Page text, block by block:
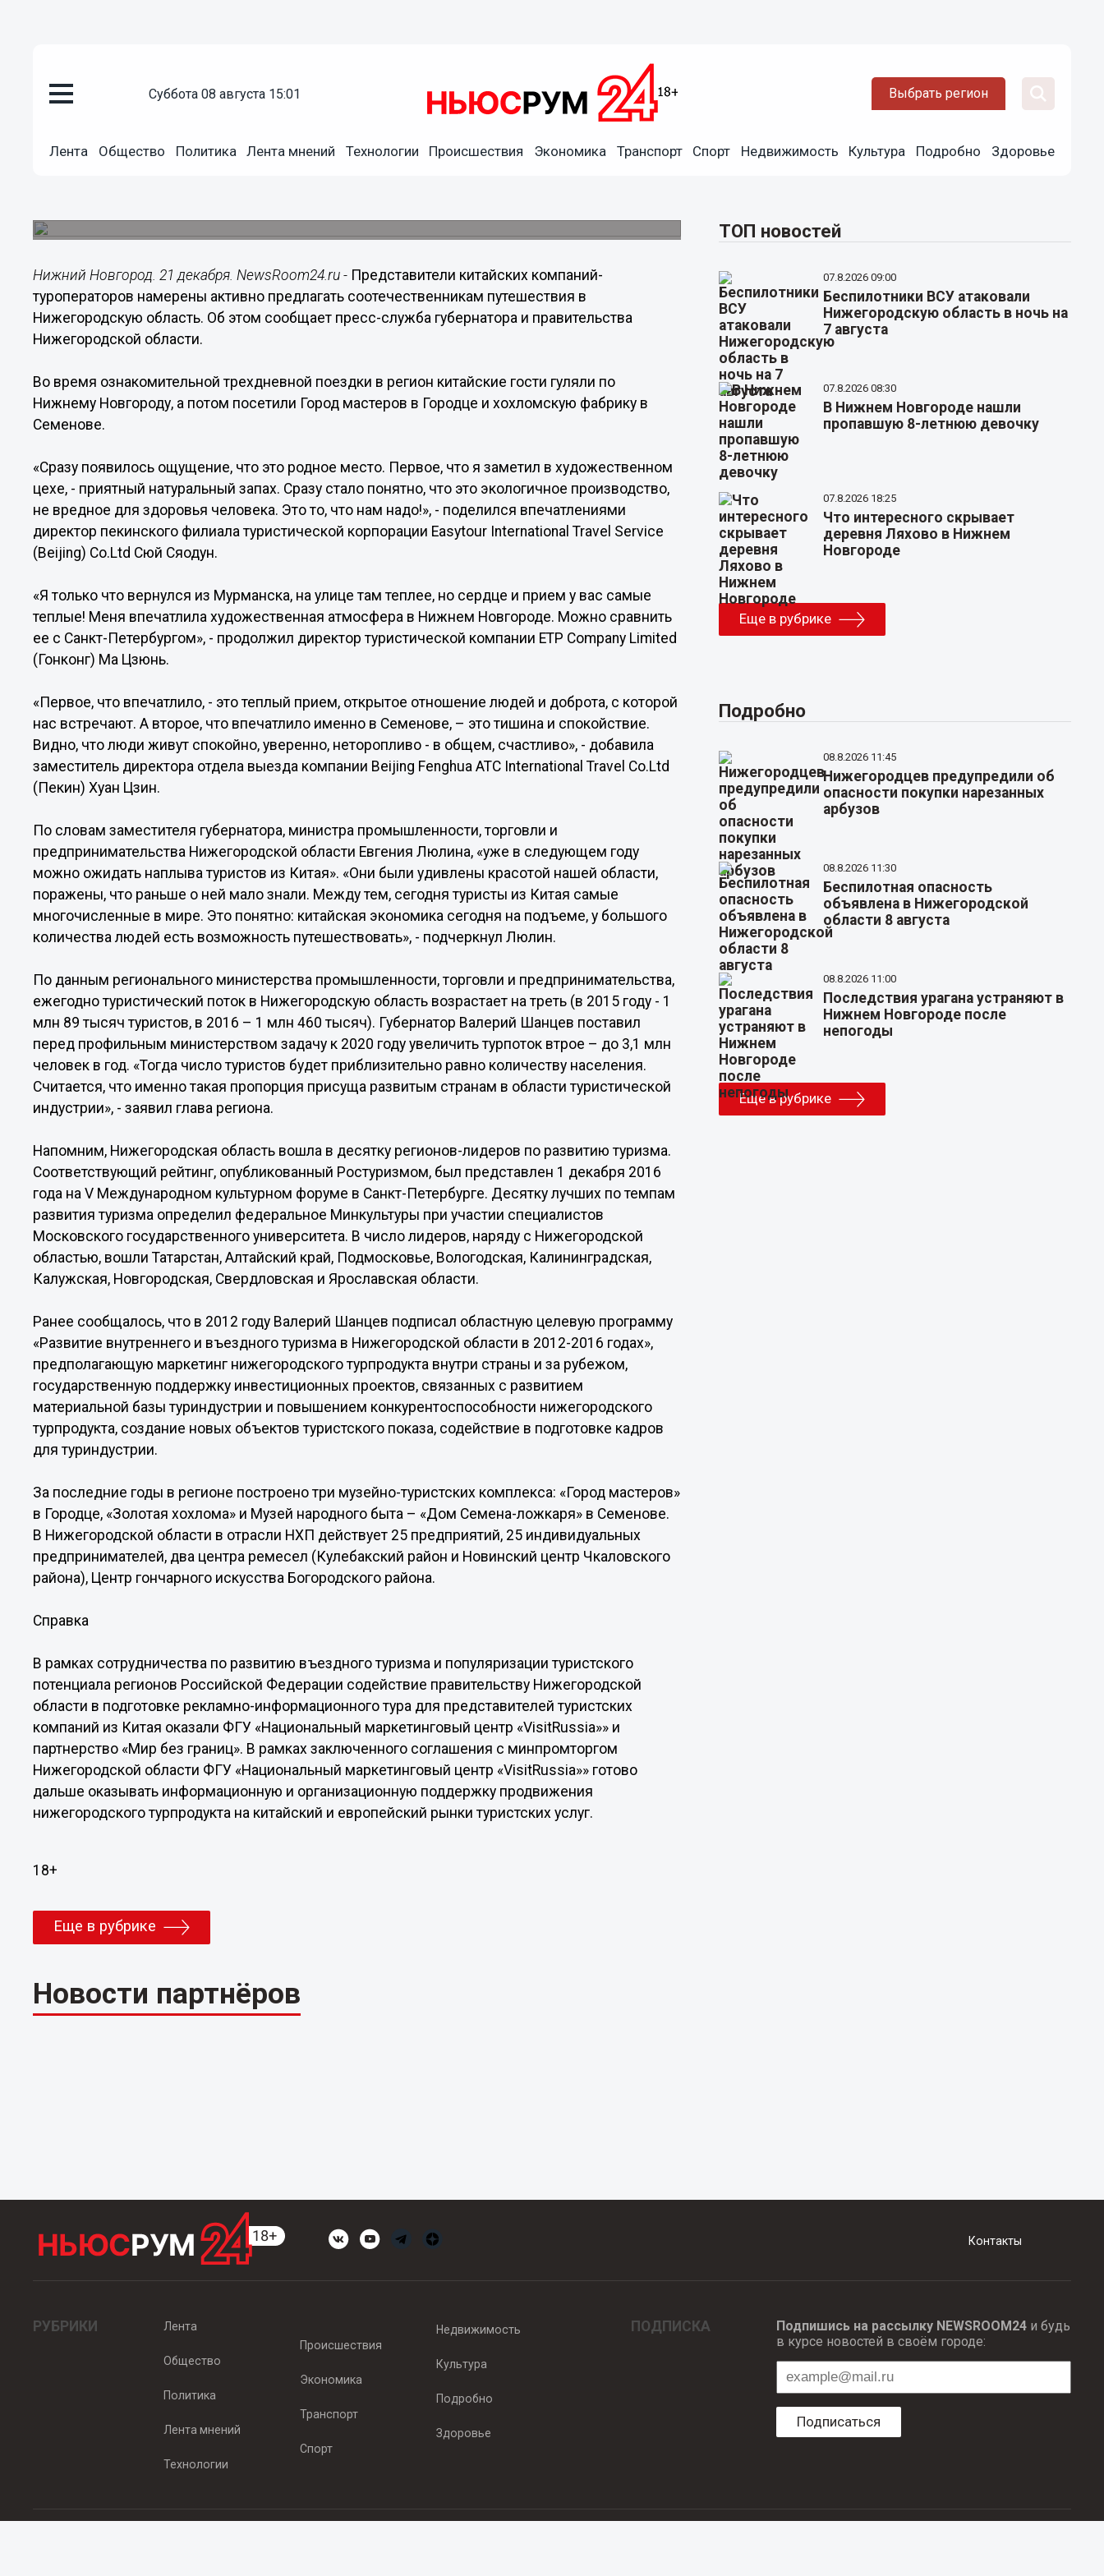
суббота 08 августа 15:01 Выбрать регион
Лента Общество Политика Лента мнений Технологии Происшествия Экономика Транспорт Спорт Недвижимость Культура Подробно Здоровье
21.12.2016 12:09
Представители китайских компаний-туроператоров
намерены активно предлагать соотечественникам
Нижний Новгород. 21 декабря. NewsRoom24.ru - Представители китайских компаний-
туроператоров намерены активно предлагать соотечественникам путешествия в
Нижегородскую область. Об этом сообщает пресс-служба губернатора и правительства
Нижегородской области.
Во время ознакомительной трехдневной поездки в регион китайские гости гуляли по
Нижнему Новгороду, а потом посетили Город мастеров в Городце и хохломскую фабрику в
Семенове.
«Сразу появилось ощущение, что это родное место. Первое, что я заметил в художественном
цехе, - приятный натуральный запах. Сразу стало понятно, что это экологичное производство,
не вредное для здоровья человека. Это то, что нам надо!», - поделился впечатлениями
директор пекинского филиала туристической корпорации Easytour International Travel Service
(Beijing) Co.Ltd Сюй Сяодун.
«Я только что вернулся из Мурманска, на улице там теплее, но сердце и прием у вас самые
теплые! Меня впечатлила художественная атмосфера в Нижнем Новгороде. Можно сравнить
ее с Санкт-Петербургом», - продолжил директор туристической компании ETP Company Limited
(Гонконг) Ма Цзюнь.
«Первое, что впечатлило, - это теплый прием, открытое отношение людей и доброта, с которой
нас встречают. А второе, что впечатлило именно в Семенове, – это тишина и спокойствие.
Видно, что люди живут спокойно, уверенно, неторопливо - в общем, счастливо», - добавила
заместитель директора отдела выезда компании Beijing Fenghua ATC International Travel Co.Ltd
(Пекин) Хуан Цзин.
По словам заместителя губернатора, министра промышленности, торговли и
предпринимательства Нижегородской области Евгения Люлина, «уже в следующем году
можно ожидать наплыва туристов из Китая». «Они были удивлены красотой нашей области,
поражены, что раньше о ней мало знали. Между тем, сегодня туристы из Китая самые
многочисленные в мире. Это понятно: китайская экономика сегодня на подъеме, у большого
количества людей есть возможность путешествовать», - подчеркнул Люлин.
По данным регионального министерства промышленности, торговли и предпринимательства,
ежегодно туристический поток в Нижегородскую область возрастает на треть (в 2015 году - 1
млн 89 тысяч туристов, в 2016 – 1 млн 460 тысяч). Губернатор Валерий Шанцев поставил
перед профильным министерством задачу к 2020 году увеличить турпоток втрое – до 3,1 млн
человек в год. «Тогда число туристов будет приблизительно равно количеству населения.
Считается, что именно такая пропорция присуща развитым странам в области туристической
индустрии», - заявил глава региона.
Напомним, Нижегородская область вошла в десятку регионов-лидеров по развитию туризма.
Соответствующий рейтинг, опубликованный Ростуризмом, был представлен 1 декабря 2016
года на V Международном культурном форуме в Санкт-Петербурге. Десятку лучших по темпам
развития туризма определил федеральное Минкультуры при участии специалистов
Московского государственного университета. В число лидеров, наряду с Нижегородской
областью, вошли Татарстан, Алтайский край, Подмосковье, Вологодская, Калининградская,
Калужская, Новгородская, Свердловская и Ярославская области.
Ранее сообщалось, что в 2012 году Валерий Шанцев подписал областную целевую программу
«Развитие внутреннего и въездного туризма в Нижегородской области в 2012-2016 годах»,
предполагающую маркетинг нижегородского турпродукта внутри страны и за рубежом,
государственную поддержку инвестиционных проектов, связанных с развитием
материальной базы туриндустрии и повышением конкурентоспособности нижегородского
турпродукта, создание новых объектов туристского показа, содействие в подготовке кадров
для туриндустрии.
За последние годы в регионе построено три музейно-туристских комплекса: «Город мастеров»
в Городце, «Золотая хохлома» и Музей народного быта – «Дом Семена-ложкаря» в Семенове.
В Нижегородской области в отрасли НХП действует 25 предприятий, 25 индивидуальных
предпринимателей, два центра ремесел (Кулебакский район и Новинский центр Чкаловского
района), Центр гончарного искусства Богородского района.
Справка
В рамках сотрудничества по развитию въездного туризма и популяризации туристского
потенциала регионов Российской Федерации содействие правительству Нижегородской
области в подготовке рекламно-информационного тура для представителей туристских
компаний из Китая оказали ФГУ «Национальный маркетинговый центр «VisitRussia»» и
партнерство «Мир без границ». В рамках заключенного соглашения с минпромторгом
Нижегородской области ФГУ «Национальный маркетинговый центр «VisitRussia»» готово
дальше оказывать информационную и организационную поддержку продвижения
нижегородского турпродукта на китайский и европейский рынки туристских услуг.
18+
Еще в рубрике
Новости партнёров
ТОП новостей
07.8.2026 09:00
Беспилотники ВСУ атаковали
Нижегородскую область в ночь на
7 августа
07.8.2026 08:30
В Нижнем Новгороде нашли
пропавшую 8-летнюю девочку
07.8.2026 18:25
Что интересного скрывает
деревня Ляхово в Нижнем
Новгороде
Еще в рубрике
Подробно
08.8.2026 11:45
Нижегородцев предупредили об
опасности покупки нарезанных
арбузов
08.8.2026 11:30
Беспилотная опасность
объявлена в Нижегородской
области 8 августа
08.8.2026 11:00
Последствия урагана устраняют в
Нижнем Новгороде после
непогоды
Еще в рубрике
Контакты
РУБРИКИ Лента
Общество
Политика
Лента мнений
Технологии
Происшествия
Экономика
Транспорт
Спорт
Недвижимость
Культура
Подробно
Здоровье
ПОДПИСКА Подпишись на рассылку NEWSROOM24и будь
в курсе новостей в своём городе:
Подписаться